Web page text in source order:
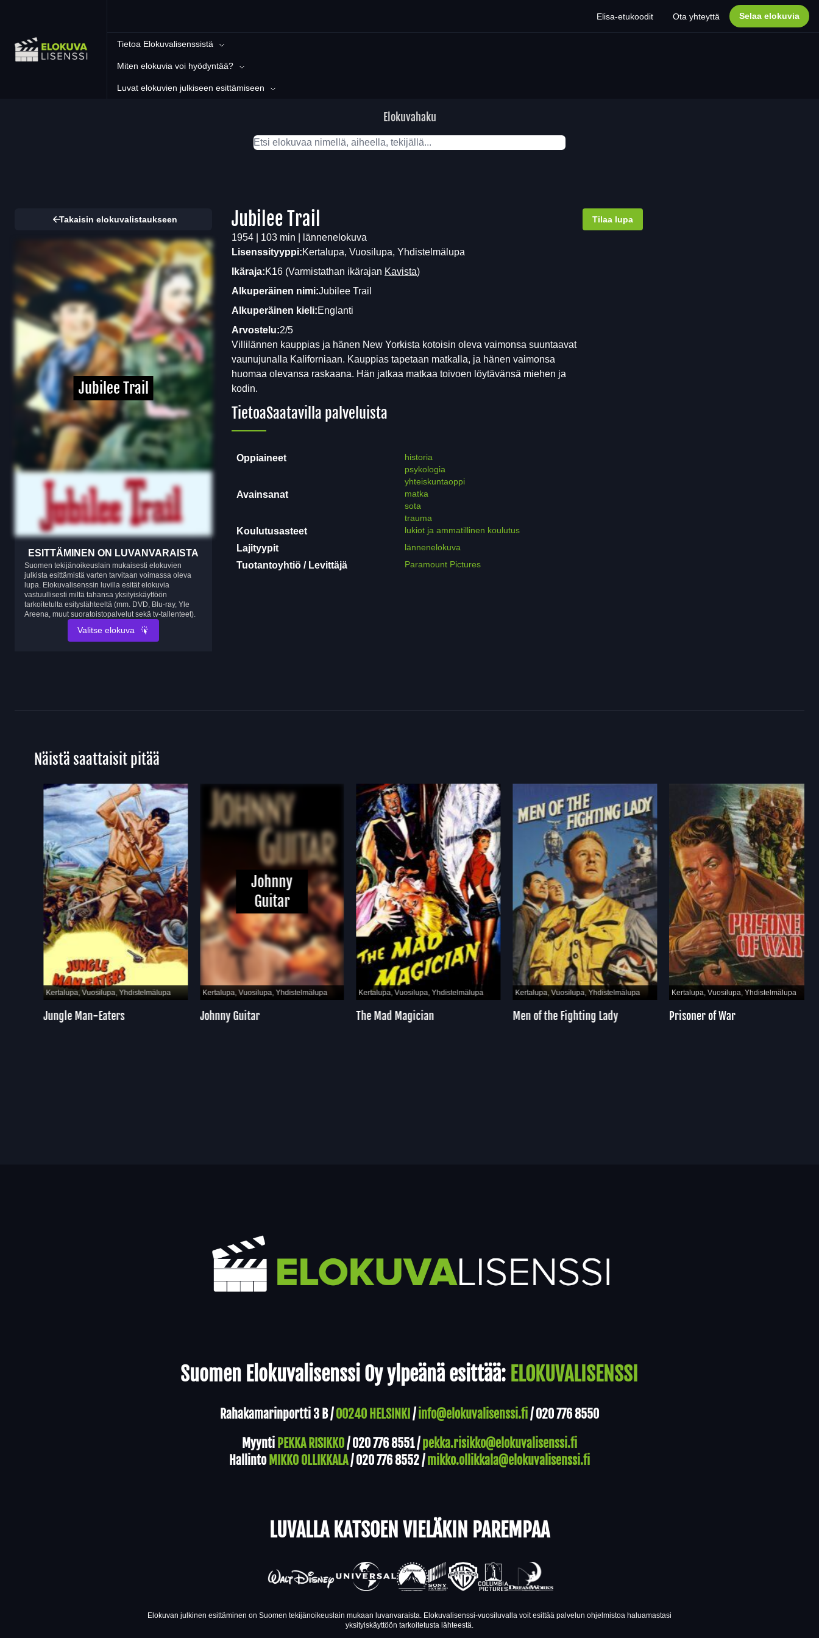
Elisa-etukoodit Ota yhteyttä Selaa elokuvia
Tietoa Elokuvalisenssistä
Miten elokuvia voi hyödyntää?
Luvat elokuvien julkiseen esittämiseen
Elokuvahaku
Takaisin elokuvalistaukseen
Jubilee Trail
ESITTÄMINEN ON LUVANVARAISTA
Suomen tekijänoikeuslain mukaisesti elokuvien
julkista esittämistä varten tarvitaan voimassa oleva
lupa. Elokuvalisenssin luvilla esität elokuvia
vastuullisesti miltä tahansa yksityiskäyttöön
tarkoitetulta esityslähteeltä (mm. DVD, Blu-ray, Yle
Areena, muut suoratoistopalvelut sekä tv-tallenteet).
Valitse elokuva
Tilaa lupa
Jubilee Trail
1954 | 103 min | lännenelokuva
Lisenssityyppi:Kertalupa, Vuosilupa, Yhdistelmälupa
Ikäraja:K16 (Varmistathan ikärajan Kavista)
Alkuperäinen nimi:Jubilee Trail
Alkuperäinen kieli:Englanti
Arvostelu:2/5
Villilännen kauppias ja hänen New Yorkista kotoisin oleva vaimonsa suuntaavat
vaunujunalla Kaliforniaan. Kauppias tapetaan matkalla, ja hänen vaimonsa
huomaa olevansa raskaana. Hän jatkaa matkaa toivoen löytävänsä miehen ja
kodin.
TietoaSaatavilla palveluista
Oppiaineet
historia
psykologia
yhteiskuntaoppi
Avainsanat
matka
sota
trauma
Koulutusasteet lukiot ja ammatillinen koulutus
Lajityypit lännenelokuva
Tuotantoyhtiö / Levittäjä Paramount Pictures
Näistä saattaisit pitää
Kertalupa, Vuosilupa, Yhdistelmälupa
Jungle Man-Eaters
Johnny
Guitar
Kertalupa, Vuosilupa, Yhdistelmälupa
Johnny Guitar
Kertalupa, Vuosilupa, Yhdistelmälupa
The Mad Magician
Kertalupa, Vuosilupa, Yhdistelmälupa
Men of the Fighting Lady
Kertalupa, Vuosilupa, Yhdistelmälupa
Prisoner of War
Suomen Elokuvalisenssi Oy ylpeänä esittää: ELOKUVALISENSSI
Rahakamarinportti 3 B /00240 HELSINKI /info@elokuvalisenssi.fi/020 776 8550
Myynti PEKKA RISIKKO/020 776 8551/pekka.risikko@elokuvalisenssi.fi
Hallinto MIKKO OLLIKKALA/020 776 8552/mikko.ollikkala@elokuvalisenssi.fi
LUVALLA KATSOEN VIELÄKIN PAREMPAA
Elokuvan julkinen esittäminen on Suomen tekijänoikeuslain mukaan luvanvaraista. Elokuvalisenssi-vuosiluvalla voit esittää palvelun ohjelmistoa haluamastasi
yksityiskäyttöön tarkoitetusta lähteestä.